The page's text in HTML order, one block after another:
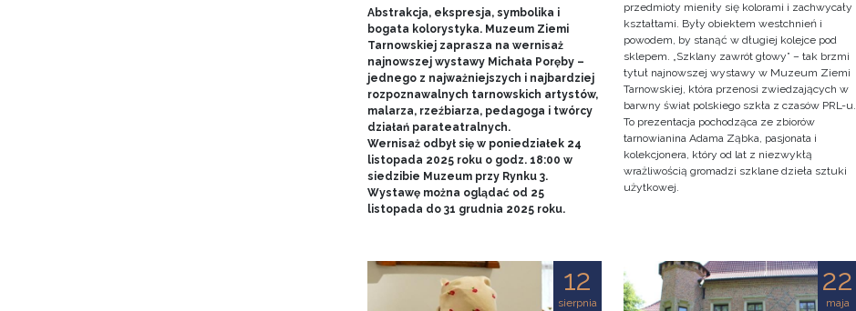
Abstrakcja, ekspresja, symbolika i
bogata kolorystyka. Muzeum Ziemi
Tarnowskiej zaprasza na wernisaż
najnowszej wystawy Michała Poręby –
jednego z najważniejszych i najbardziej
rozpoznawalnych tarnowskich artystów,
malarza, rzeźbiarza, pedagoga i twórcy
działań parateatralnych.
Wernisaż odbył się w poniedziałek 24
listopada 2025 roku o godz. 18:00 w
siedzibie Muzeum przy Rynku 3.
Wystawę można oglądać od 25
listopada do 31 grudnia 2025 roku.
przedmioty mieniły się kolorami i zachwycały
kształtami. Były obiektem westchnień i
powodem, by stanąć w długiej kolejce pod
sklepem. „Szklany zawrót głowy” – tak brzmi
tytuł najnowszej wystawy w Muzeum Ziemi
Tarnowskiej, która przenosi zwiedzających w
barwny świat polskiego szkła z czasów PRL-u.
To prezentacja pochodząca ze zbiorów
tarnowianina Adama Ząbka, pasjonata i
kolekcjonera, który od lat z niezwykłą
wrażliwością gromadzi szklane dzieła sztuki
użytkowej.
12
sierpnia
22
maja